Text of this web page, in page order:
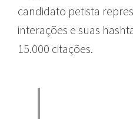
candidato petista
interações e suas
15.000 citações.